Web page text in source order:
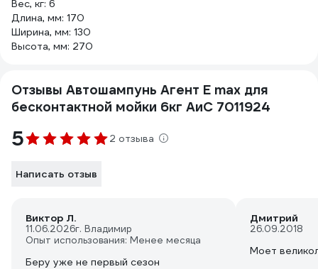
Вес, кг: 6
Длина, мм: 170
Ширина, мм: 130
Высота, мм: 270
Отзывы Автошампунь Агент Е max для
бесконтактной мойки 6кг АиС 7011924
5 2 отзыва
Написать отзыв
Виктор Л.
11.06.2026г. Владимир
Опыт использования: Менее месяца
Беру уже не первый сезон
Дмитрий
26.09.2018
Моет